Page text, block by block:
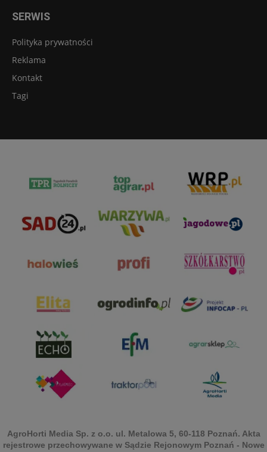
SERWIS
Polityka prywatności
Reklama
Kontakt
Tagi
AgroHorti Media Sp. z o.o. ul. Metalowa 5, 60-118 Poznań. Akta
rejestrowe przechowywane w Sądzie Rejonowym Poznań - Nowe